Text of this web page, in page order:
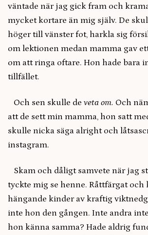
väntade när jag gick fram och
mycket kortare än mig själv. De
höger till vänster fot, harkla sig
om lektionen medan mamma gav
om att ringa oftare. Hon hade bara
tillfället.
Och sen skulle de veta om. Och
att de sett min mamma, hon satt
skulle nicka säga alright och
instagram.
Skam och dåligt samvete när jag
tyckte mig se henne. Råttfärgat
hängande kinder av kraftig
inte hon den gången. Inte andra
hon känna samma? Hade aldrig